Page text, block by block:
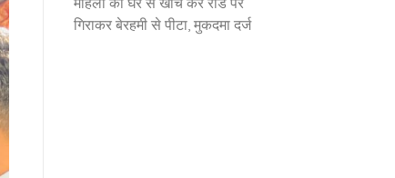
गिराकर बेरहमी से पीटा, मुकदमा दर्ज